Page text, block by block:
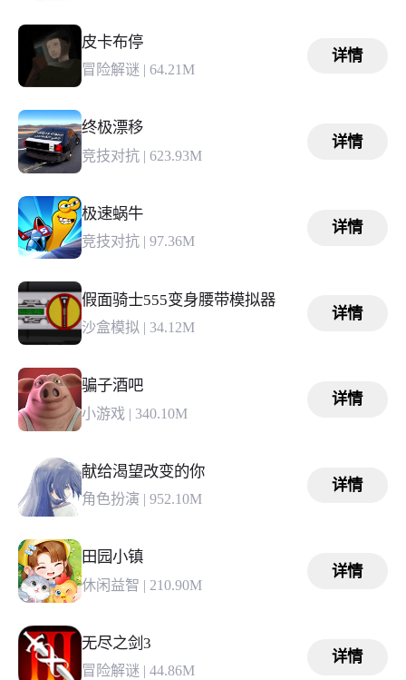
皮卡布停
冒险解谜 | 64.21M
详情
终极漂移
竞技对抗| 623.93M
详情
极速蜗牛
竞技对抗| 97.36M
详情
假面骑士555变身腰带模拟器
沙盒模拟 | 34.12M
详情
骗子酒吧
小游戏| 340.10M
详情
献给渴望改变的你
角色扮演 | 952.10M
详情
田园小镇
休闲益智 | 210.90M
详情
无尽之剑3
冒险解谜 | 44.86M
详情